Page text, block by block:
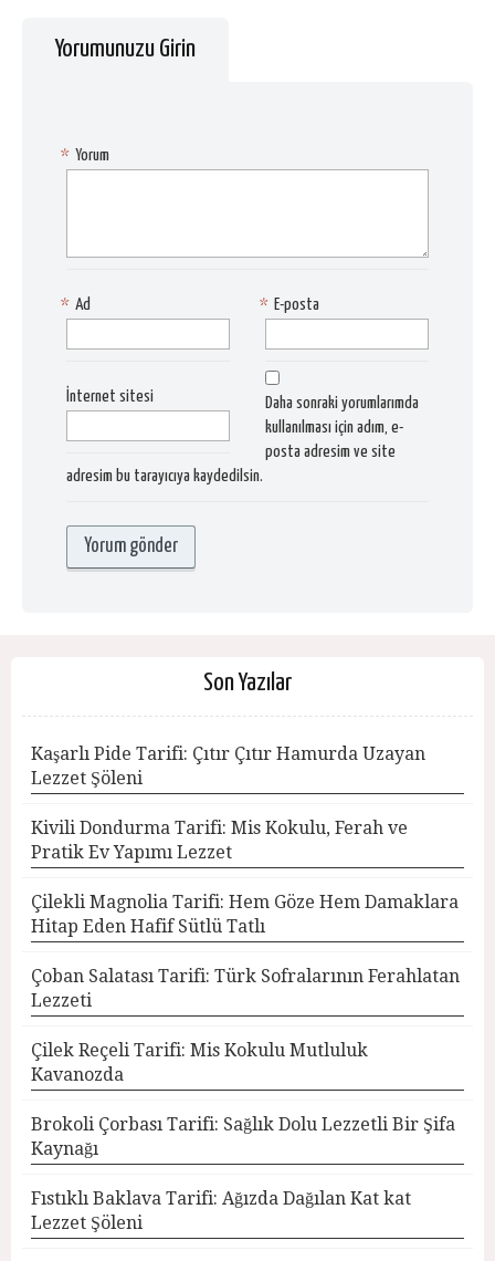
Yorumunuzu Girin
Yorum
*
Ad
* E-posta
*
İnternet sitesi
Daha sonraki yorumlarımda
kullanılması için adım, e-
posta adresim ve site
adresim bu tarayıcıya kaydedilsin.
Son Yazılar
Kaşarlı Pide Tarifi: Çıtır Çıtır Hamurda Uzayan
Lezzet Şöleni
Kivili Dondurma Tarifi: Mis Kokulu, Ferah ve
Pratik Ev Yapımı Lezzet
Çilekli Magnolia Tarifi: Hem Göze Hem Damaklara
Hitap Eden Hafif Sütlü Tatlı
Çoban Salatası Tarifi: Türk Sofralarının Ferahlatan
Lezzeti
Çilek Reçeli Tarifi: Mis Kokulu Mutluluk
Kavanozda
Brokoli Çorbası Tarifi: Sağlık Dolu Lezzetli Bir Şifa
Kaynağı
Fıstıklı Baklava Tarifi: Ağızda Dağılan Kat kat
Lezzet Şöleni